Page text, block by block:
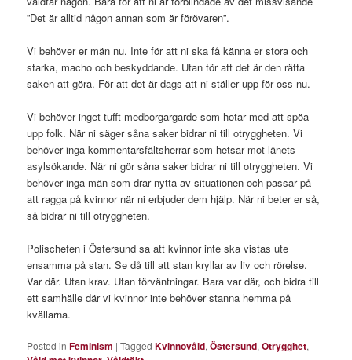
”Det är alltid någon annan som är förövaren”.
Vi behöver er män nu. Inte för att ni ska få känna er stora och
starka, macho och beskyddande. Utan för att det är den rätta
saken att göra. För att det är dags att ni ställer upp för oss nu.
Vi behöver inget tufft medborgargarde som hotar med att spöa
upp folk. När ni säger såna saker bidrar ni till otryggheten. Vi
behöver inga kommentarsfältsherrar som hetsar mot länets
asylsökande. När ni gör såna saker bidrar ni till otryggheten. Vi
behöver inga män som drar nytta av situationen och passar på
att ragga på kvinnor när ni erbjuder dem hjälp. När ni beter er så,
så bidrar ni till otryggheten.
Polischefen i Östersund sa att kvinnor inte ska vistas ute
ensamma på stan. Se då till att stan kryllar av liv och rörelse.
Var där. Utan krav. Utan förväntningar. Bara var där, och bidra till
ett samhälle där vi kvinnor inte behöver stanna hemma på
kvällarna.
Posted in Feminism |Tagged Kvinnovåld,Östersund,Otrygghet,